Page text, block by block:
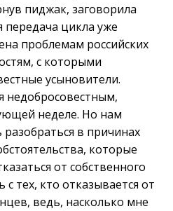
пиджак, заговорила
цикла уже
проблемам российских
с которыми
усыновители.
недобросовестным,
неделе. Но нам
в причинах
которые
от собственного
тех, кто отказывается от
ведь, насколько мне